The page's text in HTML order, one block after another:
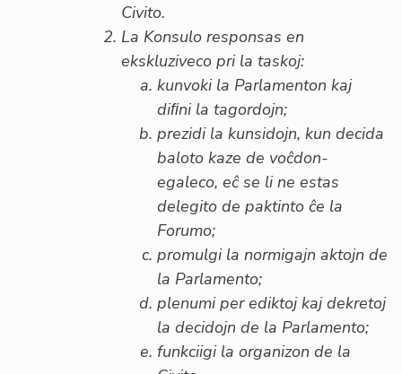
Civito.
La Konsulo responsas en
ekskluziveco pri la taskoj:
kunvoki la Parlamenton kaj
diﬁni la tagordojn;
prezidi la kunsidojn, kun decida
baloto kaze de voĉdon-
egaleco, eĉ se li ne estas
delegito de paktinto ĉe la
Forumo;
promulgi la normigajn aktojn de
la Parlamento;
plenumi per ediktoj kaj dekretoj
la decidojn de la Parlamento;
funkciigi la organizon de la